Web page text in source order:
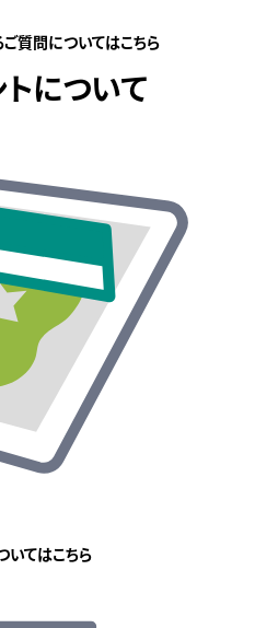
質問についてはこちら
について
いてはこちら